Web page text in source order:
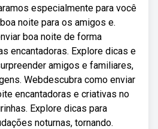
especialmente para você
noite para os amigos e.
boa noite de forma
encantadoras. Explore dicas e
amigos e familiares,
Webdescubra como enviar
encantadoras e criativas no
Explore dicas para
noturnas, tornando.